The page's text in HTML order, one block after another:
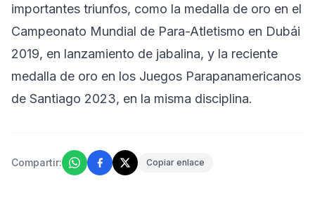
importantes triunfos, como la medalla de oro en el
Campeonato Mundial de Para-Atletismo en Dubái
2019, en lanzamiento de jabalina, y la reciente
medalla de oro en los Juegos Parapanamericanos
de Santiago 2023, en la misma disciplina.
Compartir: Copiar enlace